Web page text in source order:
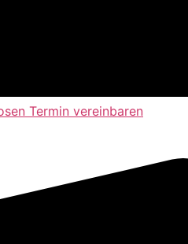
Termin vereinbaren